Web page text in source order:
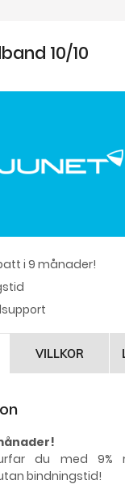
10/10
i 9 månader!
VILLKOR
du med 9%
bindningstid!